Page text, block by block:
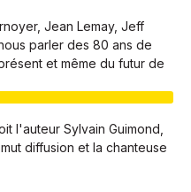
Jean Lemay, Jeff
parler des 80 ans de
et même du futur de
l'auteur Sylvain Guimond,
diffusion et la chanteuse